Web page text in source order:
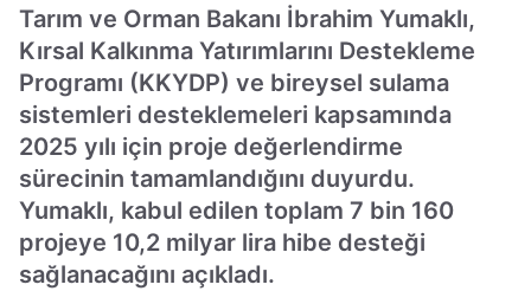
Tarım ve Orman Bakanı İbrahim Yumaklı,
Kırsal Kalkınma Yatırımlarını Destekleme
Programı (KKYDP) ve bireysel sulama
sistemleri desteklemeleri kapsamında
2025 yılı için proje değerlendirme
sürecinin tamamlandığını duyurdu.
Yumaklı, kabul edilen toplam 7 bin 160
projeye 10,2 milyar lira hibe desteği
sağlanacağını açıkladı.